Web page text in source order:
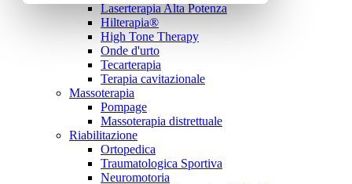
Laserterapia Alta Potenza
Hilterapia®
High Tone Therapy
Onde d'urto
Tecarterapia
Terapia cavitazionale
Massoterapia
Pompage
Massoterapia distrettuale
Riabilitazione
Ortopedica
Traumatologica Sportiva
Neuromotoria